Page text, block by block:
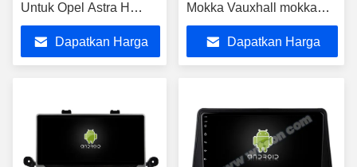
Untuk Opel Astra H
2006-2014 Multimedia
Stereo GPS CarPlay
Player
Dapatkan Harga
Mokka Vauxhall mokka
2016- 2018 ,Buick Verano
GS 2015Dapatkan Harga